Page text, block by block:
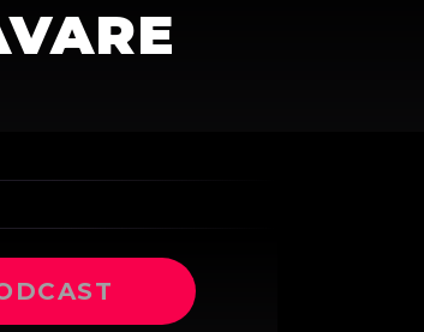
SERVIZIO